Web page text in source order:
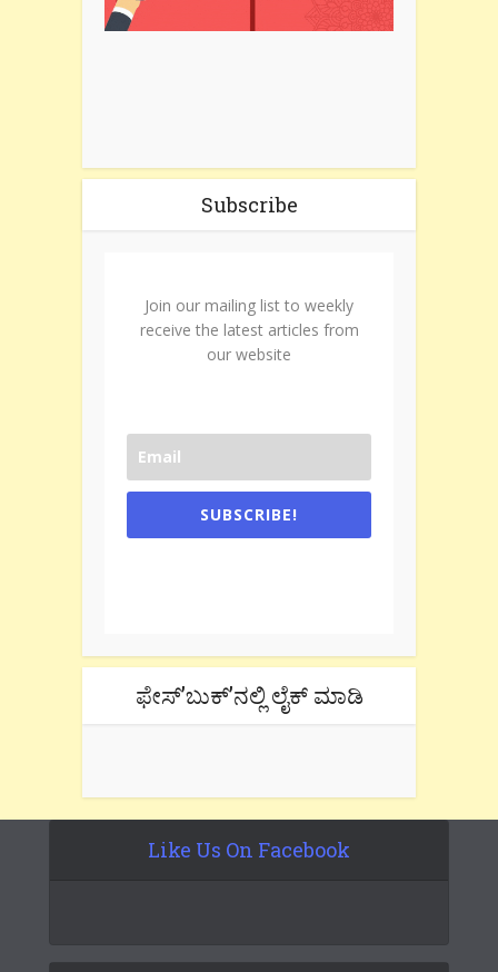
Subscribe
Join our mailing list to weekly
receive the latest articles from
our website
SUBSCRIBE!
ಫೇಸ್’ಬುಕ್’ನಲ್ಲಿ ಲೈಕ್ ಮಾಡಿ
Like Us On Facebook